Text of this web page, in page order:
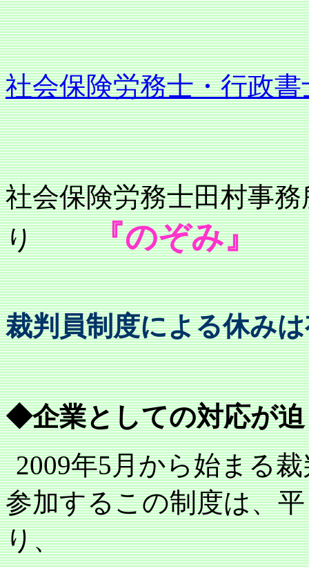
社会保険労務士・行政
社会保険労務士
り『のぞみ』
裁判員制度による休みは
◆企業としての対応が
2009年5月から始まる
参加するこの制度は、
り、